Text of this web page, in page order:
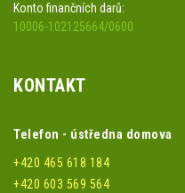
Konto finančních darů:
10006-102125664/0600
KONTAKT
Telefon - ústředna domova
+420 465 618 184
+420 603 569 564